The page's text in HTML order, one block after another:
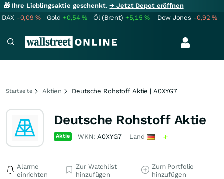
🎁 Ihre Lieblingsaktie geschenkt.→ Jetzt Depot eröffnen
DAX -0,09% Gold +0,54% Öl (Brent) +5,15% Dow Jones -0,92%
Startseite Aktien Deutsche Rohstoff Aktie | A0XYG7
Deutsche Rohstoff Aktie
Aktie WKN:A0XYG7 Land
Alarme
einrichten
Zur Watchlist
hinzufügen
Zum Portfolio
hinzufügen